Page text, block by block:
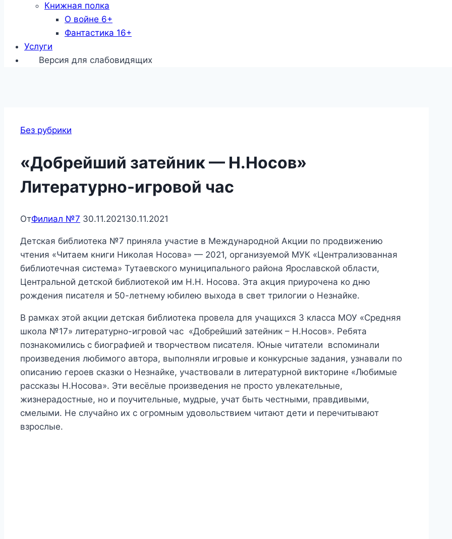
Книжная полка
О войне 6+
Фантастика 16+
Услуги
Версия для слабовидящих
Без рубрики
«Добрейший затейник — Н.Носов»
Литературно-игровой час
ОтФилиал №7 30.11.202130.11.2021
Детская библиотека №7 приняла участие в Международной Акции по продвижению
чтения «Читаем книги Николая Носова» — 2021, организуемой МУК «Централизованная
библиотечная система» Тутаевского муниципального района Ярославской области,
Центральной детской библиотекой им Н.Н. Носова. Эта акция приурочена ко дню
рождения писателя и 50-летнему юбилею выхода в свет трилогии о Незнайке.
В рамках этой акции детская библиотека провела для учащихся 3 класса МОУ «Средняя
школа №17» литературно-игровой час «Добрейший затейник – Н.Носов». Ребята
познакомились с биографией и творчеством писателя. Юные читатели вспоминали
произведения любимого автора, выполняли игровые и конкурсные задания, узнавали по
описанию героев сказки о Незнайке, участвовали в литературной викторине «Любимые
рассказы Н.Носова». Эти весёлые произведения не просто увлекательные,
жизнерадостные, но и поучительные, мудрые, учат быть честными, правдивыми,
смелыми. Не случайно их с огромным удовольствием читают дети и перечитывают
взрослые.